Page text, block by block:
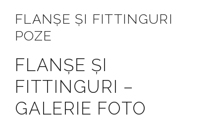
FLANȘE ȘI FITTINGURI
POZE
FLANȘE ȘI
FITTINGURI –
GALERIE FOTO